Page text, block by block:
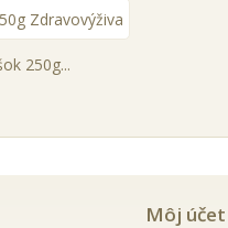
250g...
Môj účet